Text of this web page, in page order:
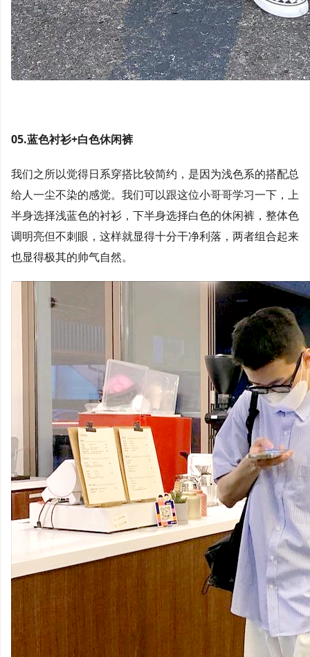
05.蓝色衬衫+白色休闲裤
我们之所以觉得日系穿搭比较简约，是因为浅色系的搭配总
给人一尘不染的感觉。我们可以跟这位小哥哥学习一下，上
半身选择浅蓝色的衬衫，下半身选择白色的休闲裤，整体色
调明亮但不刺眼，这样就显得十分干净利落，两者组合起来
也显得极其的帅气自然。